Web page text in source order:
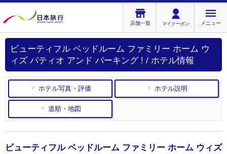
店舗一覧 マイクーポン メニュー
ビューティフル ベッドルーム ファミリー ホーム ウ
ィズ パティオ アンド パーキング ! / ホテル情報
▼ ホテル写真・評価 ▼ ホテル説明
▼ 道順・地図
ビューティフル ベッドルーム ファミリー ホーム ウィズ